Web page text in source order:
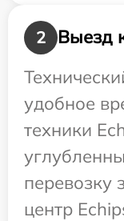
2
Выезд
удобное
техники
перевозку
центр